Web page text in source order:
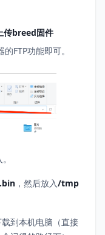
传breed固件
FTP功能即可。
，然后放入/tmp
到本机电脑（直接